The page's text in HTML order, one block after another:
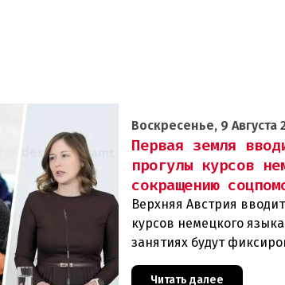
Воскресенье, 9 Августа
Первая земля
прогулы курсов
сокращению
Верхняя Австрия
курсов немецкого
занятиях будут
ежедневно. Те, кто без
Читать далее